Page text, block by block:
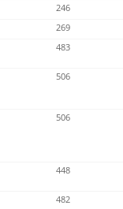
246
269
483
506
506
448
482